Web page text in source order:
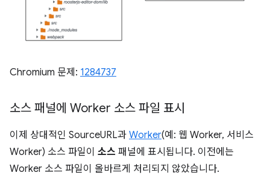
Chromium 문제: 1284737
소스 패널에 Worker 소스 파일 표시
이제 상대적인 SourceURL과 Worker(예: 웹 Worker, 서비스
Worker) 소스 파일이 소스 패널에 표시됩니다. 이전에는
Worker 소스 파일이 올바르게 처리되지 않았습니다.